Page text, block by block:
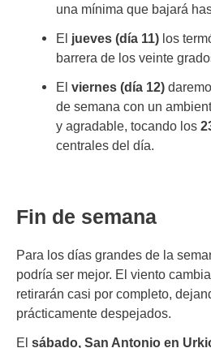
una mínima que bajará
El jueves (día 11) los
barrera de los veinte
Elviernes (día 12)
de semana con un
y agradable, tocando los
centrales del día.
Fin de semana
Para los días grandes de la
podría ser mejor. El viento
retirarán casi por completo,
prácticamente despejados.
El sábado, San Antonio en